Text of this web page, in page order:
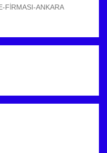
FİRMASI-ANKARA